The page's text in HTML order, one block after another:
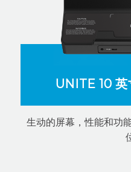
UNITE 10 英
生动的屏幕，性能和功